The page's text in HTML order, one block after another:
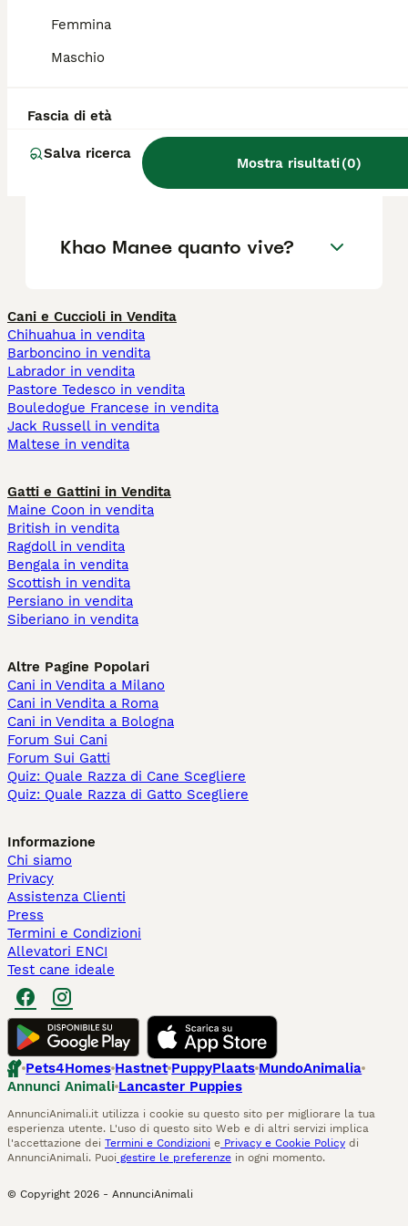
Femmina
Maschio
Fascia di età
Salva ricerca
Mostra risultati(0)
Quanto costa un gatto Khao
Il Khao Manee è spesso
Khao Manee quanto vive?
Cani e Cuccioli in Vendita
Chihuahua in vendita
Barboncino in vendita
Labrador in vendita
Pastore Tedesco in vendita
Bouledogue Francese in vendita
Jack Russell in vendita
Maltese in vendita
Gatti e Gattini in Vendita
Maine Coon in vendita
British in vendita
Ragdoll in vendita
Bengala in vendita
Scottish in vendita
Persiano in vendita
Siberiano in vendita
Altre Pagine Popolari
Cani in Vendita a Milano
Cani in Vendita a Roma
Cani in Vendita a Bologna
Forum Sui Cani
Forum Sui Gatti
Quiz: Quale Razza di Cane Scegliere
Quiz: Quale Razza di Gatto Scegliere
Informazione
Chi siamo
Privacy
Assistenza Clienti
Press
Termini e Condizioni
Allevatori ENCI
Test cane ideale
Pets4Homes Hastnet PuppyPlaats MundoAnimalia
Annunci Animali Lancaster Puppies
AnnunciAnimali.it utilizza i cookie su questo sito per migliorare la tua
esperienza utente. L'uso di questo sito Web e di altri servizi implica
l'accettazione dei Termini e Condizioni e Privacy e Cookie Policy di
AnnunciAnimali. Puoi gestire le preferenze in ogni momento.
© Copyright 2026 - AnnunciAnimali